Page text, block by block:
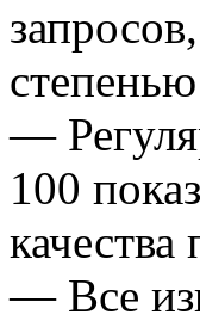
—
100
качества
— Все